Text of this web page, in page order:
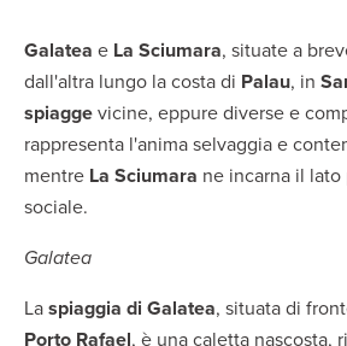
Galatea e La Sciumara, situate a
dall'altra lungo la costa di Palau, in
spiaggevicine, eppure diverse e
rappresenta l'anima selvaggia e
mentre La Sciumara ne incarna il
sociale.
Galatea
Laspiaggia di Galatea, situata di
Porto Rafael, è una caletta nascosta,